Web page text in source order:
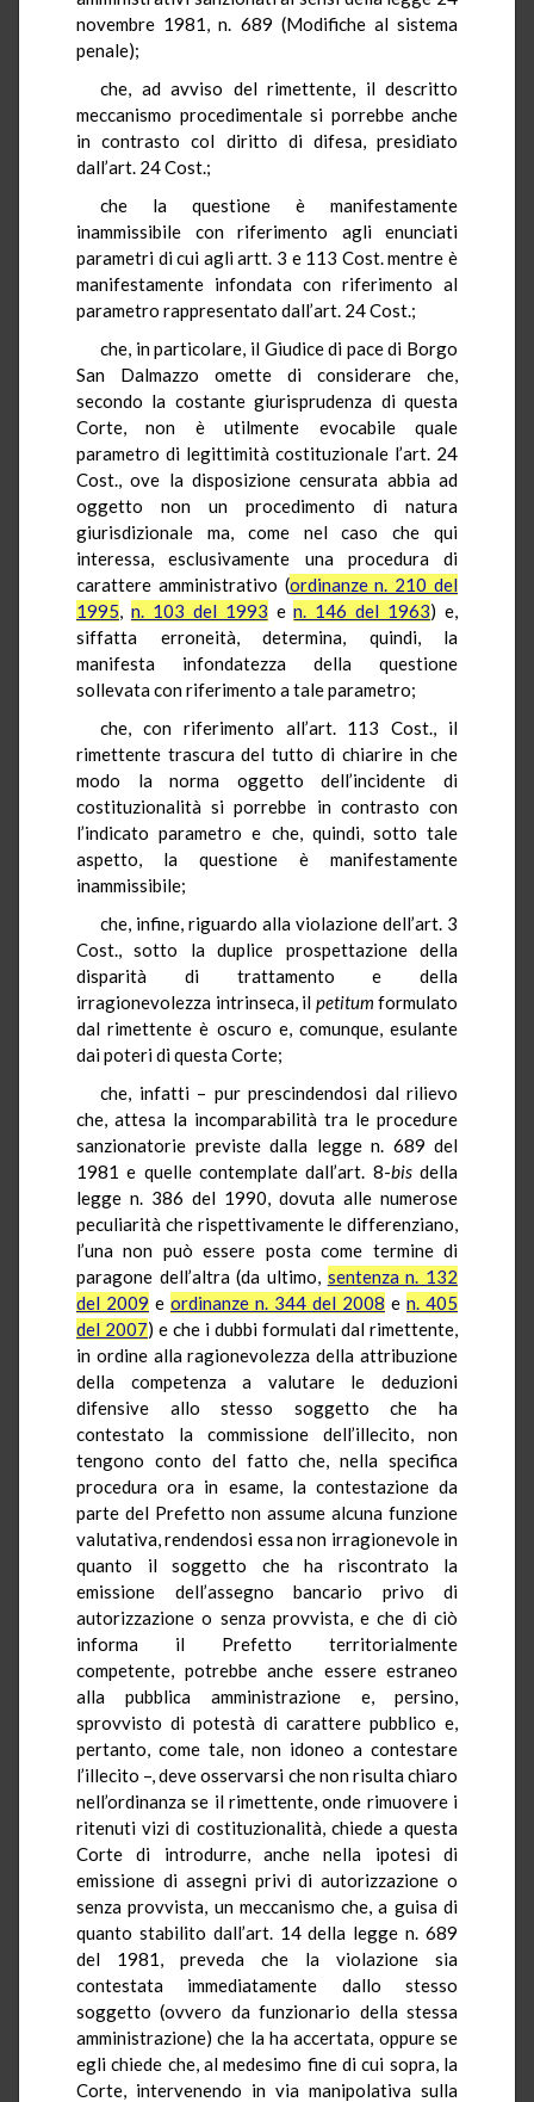
novembre 1981, n. 689 (Modifiche al sistema
penale);
che, ad avviso del rimettente, il descritto
meccanismo procedimentale si porrebbe anche
in contrasto col diritto di difesa, presidiato
dall’art. 24 Cost.;
che la questione è manifestamente
inammissibile con riferimento agli enunciati
parametri di cui agli artt. 3 e 113 Cost. mentre è
manifestamente infondata con riferimento al
parametro rappresentato dall’art. 24 Cost.;
che, in particolare, il Giudice di pace di Borgo
San Dalmazzo omette di considerare che,
secondo la costante giurisprudenza di questa
Corte, non è utilmente evocabile quale
parametro di legittimità costituzionale l’art. 24
Cost., ove la disposizione censurata abbia ad
oggetto non un procedimento di natura
giurisdizionale ma, come nel caso che qui
interessa, esclusivamente una procedura di
carattere amministrativo (ordinanze n. 210 del
1995, n. 103 del 1993 en. 146 del 1963) e,
siffatta erroneità, determina, quindi, la
manifesta infondatezza della questione
sollevata con riferimento a tale parametro;
che, con riferimento all’art. 113 Cost., il
rimettente trascura del tutto di chiarire in che
modo la norma oggetto dell’incidente di
costituzionalità si porrebbe in contrasto con
l’indicato parametro e che, quindi, sotto tale
aspetto, la questione è manifestamente
inammissibile;
che, infine, riguardo alla violazione dell’art. 3
Cost., sotto la duplice prospettazione della
disparità di trattamento e della
irragionevolezza intrinseca, il petitum formulato
dal rimettente è oscuro e, comunque, esulante
dai poteri di questa Corte;
che, infatti – pur prescindendosi dal rilievo
che, attesa la incomparabilità tra le procedure
sanzionatorie previste dalla legge n. 689 del
1981 e quelle contemplate dall’art. 8-bisdella
legge n. 386 del 1990, dovuta alle numerose
peculiarità che rispettivamente le differenziano,
l’una non può essere posta come termine di
paragone dell’altra (da ultimo, sentenza n. 132
del 2009 e ordinanze n. 344 del 2008 e n. 405
del 2007) e che i dubbi formulati dal rimettente,
in ordine alla ragionevolezza della attribuzione
della competenza a valutare le deduzioni
difensive allo stesso soggetto che ha
contestato la commissione dell’illecito, non
tengono conto del fatto che, nella specifica
procedura ora in esame, la contestazione da
parte del Prefetto non assume alcuna funzione
valutativa, rendendosi essa non irragionevole in
quanto il soggetto che ha riscontrato la
emissione dell’assegno bancario privo di
autorizzazione o senza provvista, e che di ciò
informa il Prefetto territorialmente
competente, potrebbe anche essere estraneo
alla pubblica amministrazione e, persino,
sprovvisto di potestà di carattere pubblico e,
pertanto, come tale, non idoneo a contestare
l’illecito –, deve osservarsi che non risulta chiaro
nell’ordinanza se il rimettente, onde rimuovere i
ritenuti vizi di costituzionalità, chiede a questa
Corte di introdurre, anche nella ipotesi di
emissione di assegni privi di autorizzazione o
senza provvista, un meccanismo che, a guisa di
quanto stabilito dall’art. 14 della legge n. 689
del 1981, preveda che la violazione sia
contestata immediatamente dallo stesso
soggetto (ovvero da funzionario della stessa
amministrazione) che la ha accertata, oppure se
egli chiede che, al medesimo fine di cui sopra, la
Corte, intervenendo in via manipolativa sulla